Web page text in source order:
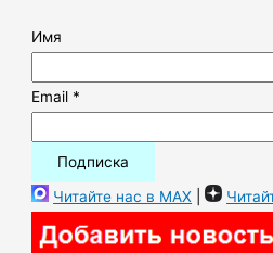
Имя
Email *
Читайте нас в MAX |